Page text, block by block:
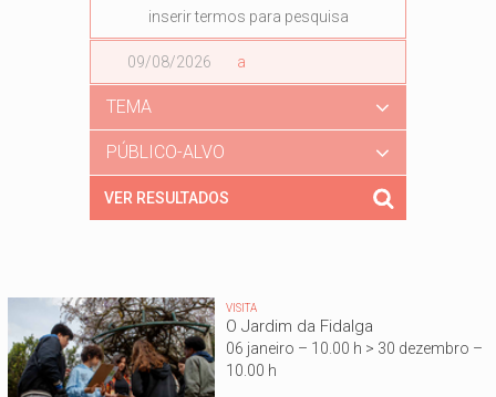
a
Data
TEMA
PÚBLICO-ALVO
VISITA
O Jardim da Fidalga
06 janeiro – 10.00 h > 30 dezembro –
10.00 h